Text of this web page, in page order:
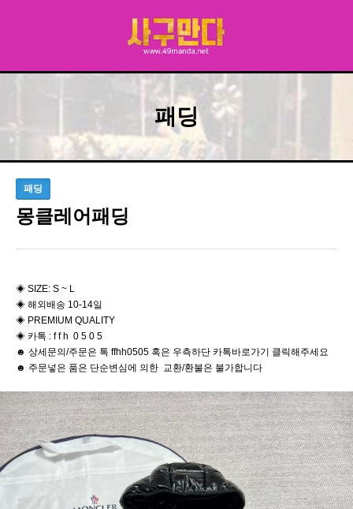
패딩
패딩
몽클레어패딩
◈ SIZE: S ~ L
◈ 해외배송 10-14일
◈ PREMIUM QUALITY
◈ 카톡 : f f h 0 5 0 5
☻ 상세문의/주문은 톡 ffhh0505 혹은 우측하단 카톡바로가기 클릭해주세요
☻ 주문넣은 품은 단순변심에 의한 교환/환불은 불가합니다